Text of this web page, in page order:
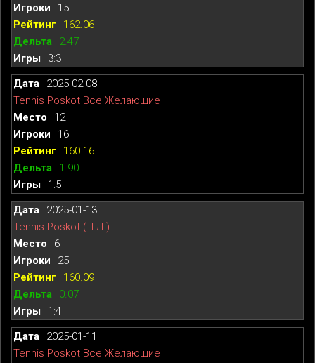
15
162.06
2.47
3:3
2025-02-08
Tennis Poskot Все Желающие
12
16
160.16
1.90
1:5
2025-01-13
Tennis Poskot ( ТЛ )
6
25
160.09
0.07
1:4
2025-01-11
Tennis Poskot Все Желающие